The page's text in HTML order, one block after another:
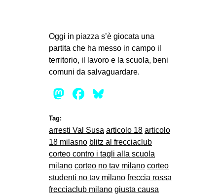
Oggi in piazza s’è giocata una
partita che ha messo in campo il
territorio, il lavoro e la scuola, beni
comuni da salvaguardare.
Mastodon
Facebook
Tag:
arresti Val Susa articolo 18 articolo
18 milasno blitz al frecciaclub
corteo contro i tagli alla scuola
milano corteo no tav milano corteo
studenti no tav milano freccia rossa
frecciaclub milano giusta causa